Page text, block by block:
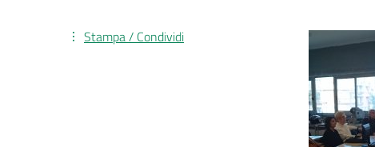
Stampa / Condividi